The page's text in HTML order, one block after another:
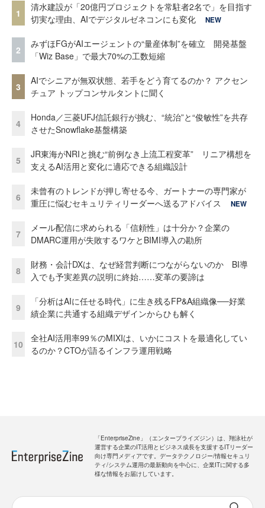
1
清水建設が「20億円プロジェクトを常駐者2名で」を目指す
切実な理由、AIでデジタルゼネコンにも変化
NEW
2
みずほFGがAIエージェントの“量産体制”を確立 開発基盤
「Wiz Base」で最大70%の工数短縮
3
AIでシニアが無双状態、若手をどう育てるのか？ アクセン
チュア トップコンサルタントに聞く
4
Honda／三菱UFJ信託銀行が挑む、“統治”と“俊敏性”を共存
させたSnowflake基盤構築
5
JR東海がNRIと挑む“前例なき上流工程変革” リニア構想を
支えるAI活用と変化に適応できる組織設計
6
未曾有のトレンドが押し寄せる今、ガートナーの専門家が
重圧に悩むセキュリティリーダーへ送るアドバイス
NEW
7
メール配信に求められる「信頼性」は十分か？企業の
DMARC運用が失敗するワケとBIMI導入の勘所
8
財務・会計DXは、なぜ経営判断につながらないのか BI導
入でも予実差異の説明に終始……変革の要諦は
9
「分析はAIに任せる時代」に生き残るFP&A組織像──好業
績企業に共通する組織デザインからひも解く
10
全社AI活用率99％のMIXIは、いかにコストを最適化してい
るのか？CTOが語るインフラ運用戦略
「EnterpriseZine」（エンタープライズジン）は、翔泳社が
運営する企業のIT活用とビジネス成長を支援するITリーダー
向け専門メディアです。データテクノロジー/情報セキュリ
ティ/システム運用の最新動向を中心に、企業ITに関する多
様な情報をお届けしています。